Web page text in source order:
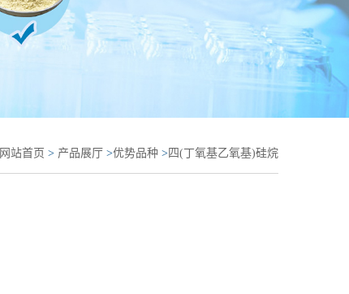
网站首页 > 产品展厅 >优势品种 > 四(丁氧基乙氧基)硅烷